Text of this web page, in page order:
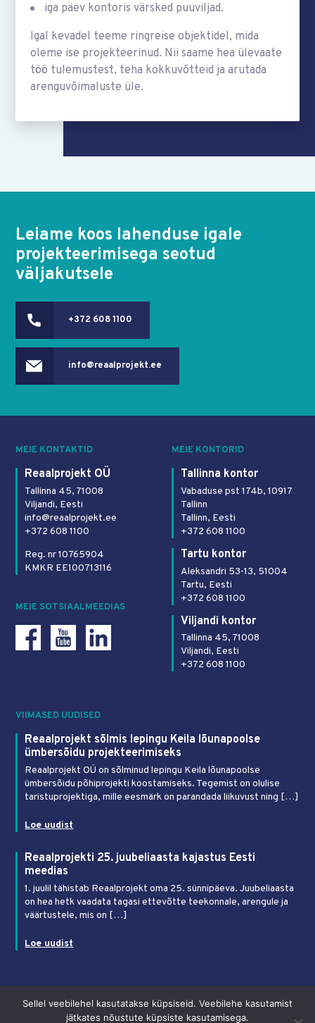
iga päev kontoris värsked puuviljad.
Igal kevadel teeme ringreise objektidel, mida
oleme ise projekteerinud. Nii saame hea ülevaate
töö tulemustest, teha kokkuvõtteid ja arutada
arenguvõimaluste üle.
Leiame koos lahenduse igale
projekteerimisega seotud
väljakutsele
+372 608 1100
info@reaalprojekt.ee
MEIE KONTAKTID
Reaalprojekt OÜ
Tallinna 45, 71008
Viljandi, Eesti
info@reaalprojekt.ee
+372 608 1100
Reg. nr 10765904
KMKR EE100713116
MEIE SOTSIAALMEEDIAS
MEIE KONTORID
Tallinna kontor
Vabaduse pst 174b, 10917
Tallinn
Tallinn, Eesti
+372 608 1100
Tartu kontor
Aleksandri 53-13, 51004
Tartu, Eesti
+372 608 1100
Viljandi kontor
Tallinna 45, 71008
Viljandi, Eesti
+372 608 1100
VIIMASED UUDISED
Reaalprojekt sõlmis lepingu Keila lõunapoolse
ümbersõidu projekteerimiseks
Reaalprojekt OÜ on sõlminud lepingu Keila lõunapoolse
ümbersõidu põhiprojekti koostamiseks. Tegemist on olulise
taristuprojektiga, mille eesmärk on parandada liikuvust ning […]
Loe uudist
Reaalprojekti 25. juubeliaasta kajastus Eesti
meedias
1. juulil tähistab Reaalprojekt oma 25. sünnipäeva. Juubeliaasta
on hea hetk vaadata tagasi ettevõtte teekonnale, arengule ja
väärtustele, mis on […]
Loe uudist
Privaatsus- ja kasutustingimused
Sellel veebilehel kasutatakse küpsiseid. Veebilehe kasutamist
jätkates nõustute küpsiste kasutamisega.